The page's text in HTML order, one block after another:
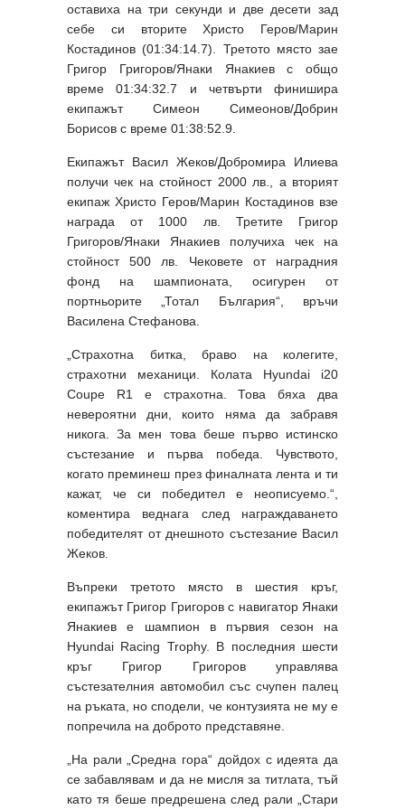
оставиха на три секунди и две десети зад
себе си вторите Христо Геров/Марин
Костадинов (01:34:14.7). Третото място зае
Григор Григоров/Янаки Янакиев с общо
време 01:34:32.7 и четвърти финишира
екипажът Симеон Симеонов/Добрин
Борисов с време 01:38:52.9.
Екипажът Васил Жеков/Добромира Илиева
получи чек на стойност 2000 лв., а вторият
екипаж Христо Геров/Марин Костадинов взе
награда от 1000 лв. Третите Григор
Григоров/Янаки Янакиев получиха чек на
стойност 500 лв. Чековете от наградния
фонд на шампионата, осигурен от
портньорите „Тотал България“, връчи
Василена Стефанова.
„Страхотна битка, браво на колегите,
страхотни механици. Колата Hyundai i20
Coupe R1 е страхотна. Това бяха два
невероятни дни, които няма да забравя
никога. За мен това беше първо истинско
състезание и първа победа. Чувството,
когато преминеш през финалната лента и ти
кажат, че си победител е неописуемо.“,
коментира веднага след награждаването
победителят от днешното състезание Васил
Жеков.
Въпреки третото място в шестия кръг,
екипажът Григор Григоров с навигатор Янаки
Янакиев е шампион в първия сезон на
Hyundai Racing Trophy. В последния шести
кръг Григор Григоров управлява
състезателния автомобил със счупен палец
на ръката, но сподели, че контузията не му е
попречила на доброто представяне.
„На рали „Средна гора“ дойдох с идеята да
се забавлявам и да не мисля за титлата, тъй
като тя беше предрешена след рали „Стари